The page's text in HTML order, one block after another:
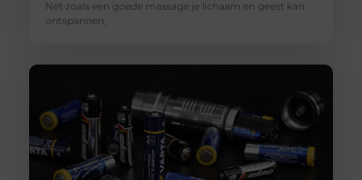
Net zoals een goede massage je lichaam en geest kan
ontspannen,